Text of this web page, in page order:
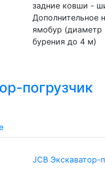
задние ковши -
Дополнительное
ямобур (диаметр
бурения до 4 м)
погрузчик
JCB Экскаватор-